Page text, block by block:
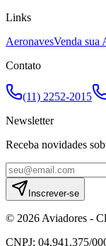
Links
AeronavesVenda sua
Contato
(11) 2252-2015
Newsletter
Receba novidades
Inscrever-se
© 2026 Aviadores -
CNPJ: 04.941.375/